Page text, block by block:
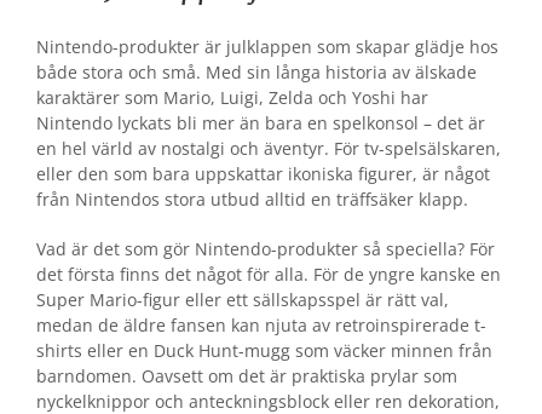
Nintendo-produkter är julklappen som skapar glädje hos
både stora och små. Med sin långa historia av älskade
karaktärer som Mario, Luigi, Zelda och Yoshi har
Nintendo lyckats bli mer än bara en spelkonsol – det är
en hel värld av nostalgi och äventyr. För tv-spelsälskaren,
eller den som bara uppskattar ikoniska figurer, är något
från Nintendos stora utbud alltid en träffsäker klapp.
Vad är det som gör Nintendo-produkter så speciella? För
det första finns det något för alla. För de yngre kanske en
Super Mario-figur eller ett sällskapsspel är rätt val,
medan de äldre fansen kan njuta av retroinspirerade t-
shirts eller en Duck Hunt-mugg som väcker minnen från
barndomen. Oavsett om det är praktiska prylar som
nyckelknippor och anteckningsblock eller ren dekoration,